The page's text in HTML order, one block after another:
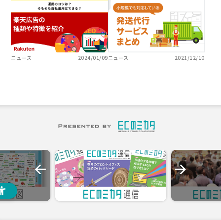
ニュース 2024/01/09ニュース 2021/12/10